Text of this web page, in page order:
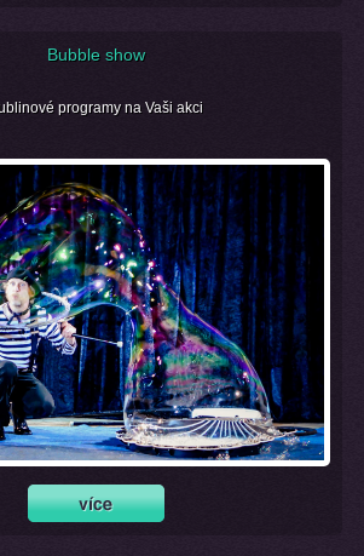
Bubble show
programy na Vaši akci